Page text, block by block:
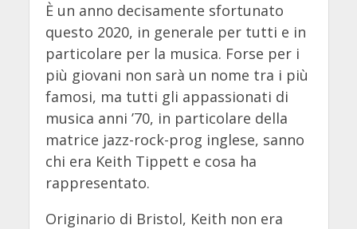
È un anno decisamente sfortunato
questo 2020, in generale per tutti e in
particolare per la musica. Forse per i
più giovani non sarà un nome tra i più
famosi, ma tutti gli appassionati di
musica anni ’70, in particolare della
matrice jazz-rock-prog inglese, sanno
chi era Keith Tippett e cosa ha
rappresentato.
Originario di Bristol, Keith non era